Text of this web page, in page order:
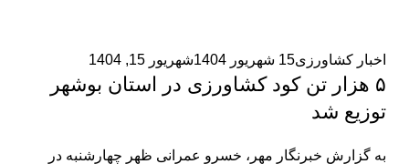
اخبار کشاورزی15 شهریور 1404 شهریور 15, 1404
۵ هزار تن کود کشاورزی در استان بوشهر
توزیع شد
به گزارش خبرنگار مهر، خسرو عمرانی ظهر چهارشنبه در